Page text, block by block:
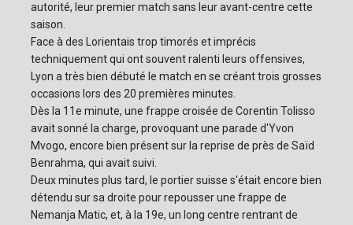
autorité, leur premier match sans leur avant-centre cette
saison.
Face à des Lorientais trop timorés et imprécis
techniquement qui ont souvent ralenti leurs offensives,
Lyon a très bien débuté le match en se créant trois grosses
occasions lors des 20 premières minutes.
Dès la 11e minute, une frappe croisée de Corentin Tolisso
avait sonné la charge, provoquant une parade d'Yvon
Mvogo, encore bien présent sur la reprise de près de Saïd
Benrahma, qui avait suivi.
Deux minutes plus tard, le portier suisse s'était encore bien
détendu sur sa droite pour repousser une frappe de
Nemanja Matic, et, à la 19e, un long centre rentrant de